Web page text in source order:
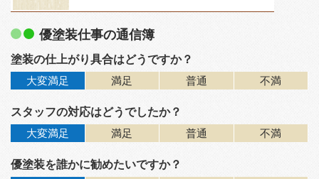
優塗装仕事の通信簿
塗装の仕上がり具合はどうですか？
大変満足
満足 普通 不満
スタッフの対応はどうでしたか？
大変満足
満足 普通 不満
優塗装を誰かに勧めたいですか？